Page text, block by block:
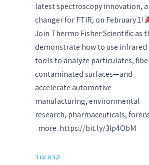
latest spectroscopy innovation,
changer for FTIR, on February 1!
Join Thermo Fisher Scientific as
demonstrate how to use
tools to analyze particulates,
contaminated surfaces—and
accelerate automotive
manufacturing, environmental
research, pharmaceuticals,
more. https://bit.ly/3Ip4ObM
קרא עוד